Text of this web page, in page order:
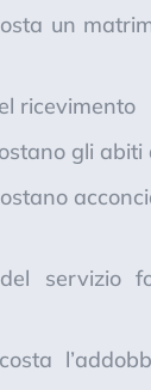
un
ricevimento
gli abiti
servizio